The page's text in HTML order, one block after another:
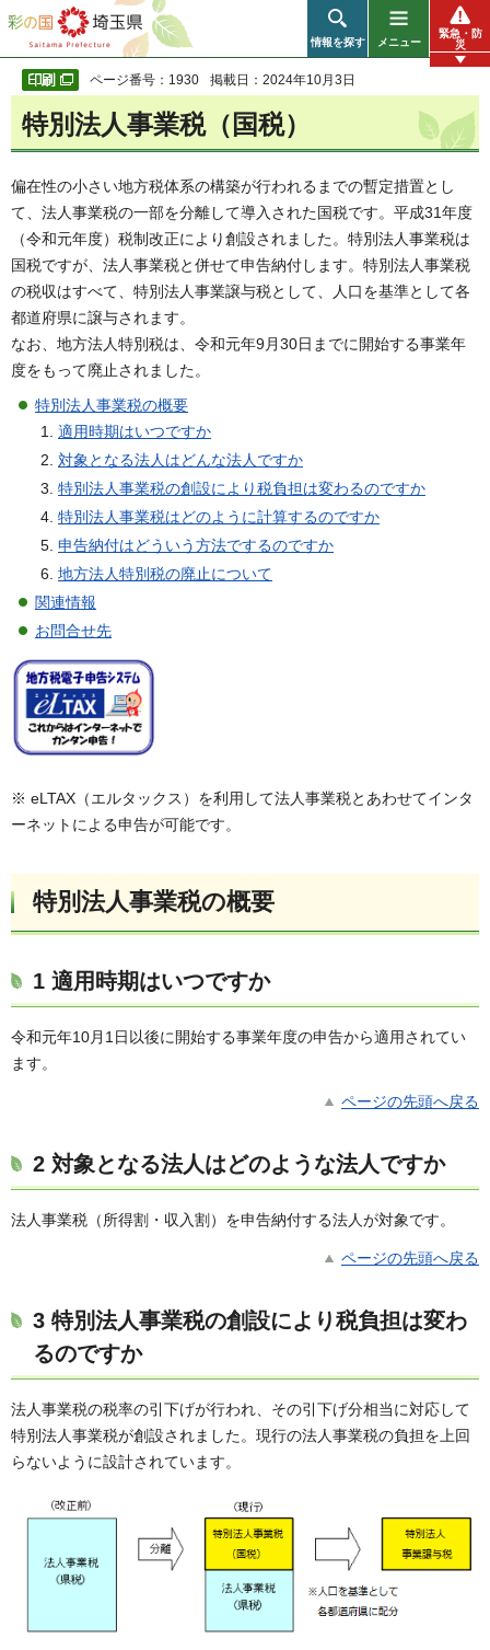
彩の国 埼玉県
情報を探す メニュー
緊急・防
災
ページ番号：1930 掲載日：2024年10月3日
特別法人事業税（国税）
偏在性の小さい地方税体系の構築が行われるまでの暫定措置とし
て、法人事業税の一部を分離して導入された国税です。平成31年度
（令和元年度）税制改正により創設されました。特別法人事業税は
国税ですが、法人事業税と併せて申告納付します。特別法人事業税
の税収はすべて、特別法人事業譲与税として、人口を基準として各
都道府県に譲与されます。
なお、地方法人特別税は、令和元年9月30日までに開始する事業年
度をもって廃止されました。
特別法人事業税の概要
適用時期はいつですか
対象となる法人はどんな法人ですか
特別法人事業税の創設により税負担は変わるのですか
特別法人事業税はどのように計算するのですか
申告納付はどういう方法でするのですか
地方法人特別税の廃止について
関連情報
お問合せ先
※ eLTAX（エルタックス）を利用して法人事業税とあわせてインタ
ーネットによる申告が可能です。
特別法人事業税の概要
1 適用時期はいつですか
令和元年10月1日以後に開始する事業年度の申告から適用されてい
ます。
ページの先頭へ戻る
2 対象となる法人はどのような法人ですか
法人事業税（所得割・収入割）を申告納付する法人が対象です。
ページの先頭へ戻る
3 特別法人事業税の創設により税負担は変わ
るのですか
法人事業税の税率の引下げが行われ、その引下げ分相当に対応して
特別法人事業税が創設されました。現行の法人事業税の負担を上回
らないように設計されています。